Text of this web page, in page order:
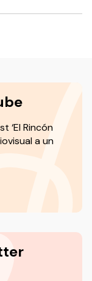
‘El Rincón
a un